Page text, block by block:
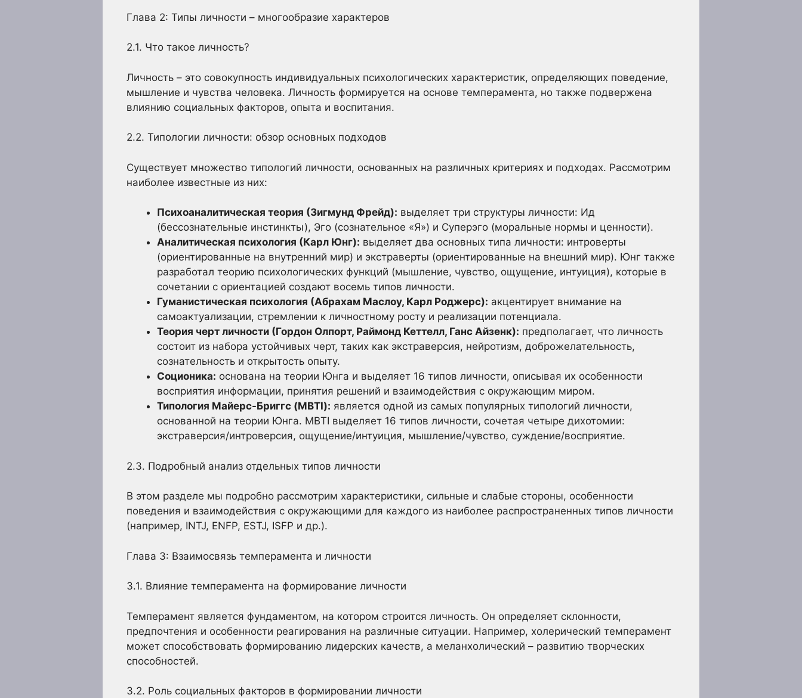
Глава 2: Типы личности – многообразие характеров
2.1. Что такое личность?
Личность – это совокупность индивидуальных психологических характеристик, определяющих поведение,
мышление и чувства человека. Личность формируется на основе темперамента, но также подвержена
влиянию социальных факторов, опыта и воспитания.
2.2. Типологии личности: обзор основных подходов
Существует множество типологий личности, основанных на различных критериях и подходах. Рассмотрим
наиболее известные из них:
Психоаналитическая теория (Зигмунд Фрейд): выделяет три структуры личности: Ид
(бессознательные инстинкты), Эго (сознательное «Я») и Суперэго (моральные нормы и ценности).
Аналитическая психология (Карл Юнг): выделяет два основных типа личности: интроверты
(ориентированные на внутренний мир) и экстраверты (ориентированные на внешний мир). Юнг также
разработал теорию психологических функций (мышление, чувство, ощущение, интуиция), которые в
сочетании с ориентацией создают восемь типов личности.
Гуманистическая психология (Абрахам Маслоу, Карл Роджерс): акцентирует внимание на
самоактуализации, стремлении к личностному росту и реализации потенциала.
Теория черт личности (Гордон Олпорт, Раймонд Кеттелл, Ганс Айзенк): предполагает, что личность
состоит из набора устойчивых черт, таких как экстраверсия, нейротизм, доброжелательность,
сознательность и открытость опыту.
Соционика: основана на теории Юнга и выделяет 16 типов личности, описывая их особенности
восприятия информации, принятия решений и взаимодействия с окружающим миром.
Типология Майерс-Бриггс (MBTI): является одной из самых популярных типологий личности,
основанной на теории Юнга. MBTI выделяет 16 типов личности, сочетая четыре дихотомии:
экстраверсия/интроверсия, ощущение/интуиция, мышление/чувство, суждение/восприятие.
2.3. Подробный анализ отдельных типов личности
В этом разделе мы подробно рассмотрим характеристики, сильные и слабые стороны, особенности
поведения и взаимодействия с окружающими для каждого из наиболее распространенных типов личности
(например, INTJ, ENFP, ESTJ, ISFP и др.).
Глава 3: Взаимосвязь темперамента и личности
3.1. Влияние темперамента на формирование личности
Темперамент является фундаментом, на котором строится личность. Он определяет склонности,
предпочтения и особенности реагирования на различные ситуации. Например, холерический темперамент
может способствовать формированию лидерских качеств, а меланхолический – развитию творческих
способностей.
3.2. Роль социальных факторов в формировании личности